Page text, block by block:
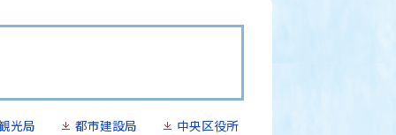
光局 都市建設局
中央区役所